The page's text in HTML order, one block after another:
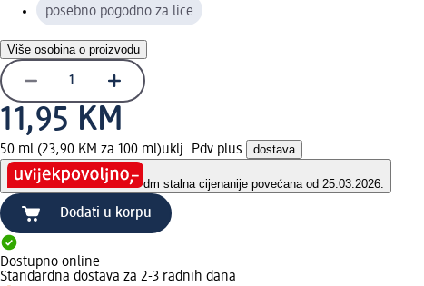
posebno pogodno za lice
Više osobina o proizvodu
11,95 KM
50 ml (23,90 KM za 100 ml)uklj. Pdv plus dostava
dm stalna cijenanije povećana od 25.03.2026.
Dodati u korpu
Dostupno online
Standardna dostava za 2-3 radnih dana